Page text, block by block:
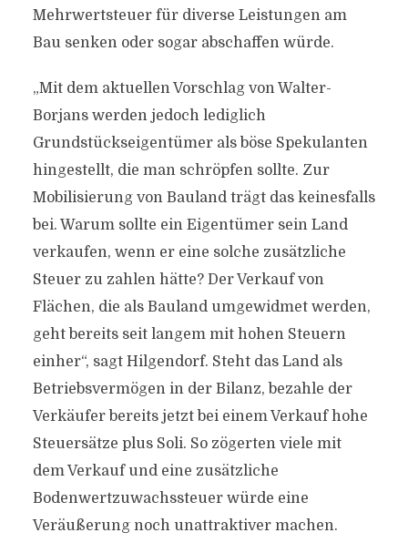
Mehrwertsteuer für diverse Leistungen am
Bau senken oder sogar abschaffen würde.
„Mit dem aktuellen Vorschlag von Walter-
Borjans werden jedoch lediglich
Grundstückseigentümer als böse Spekulanten
hingestellt, die man schröpfen sollte. Zur
Mobilisierung von Bauland trägt das keinesfalls
bei. Warum sollte ein Eigentümer sein Land
verkaufen, wenn er eine solche zusätzliche
Steuer zu zahlen hätte? Der Verkauf von
Flächen, die als Bauland umgewidmet werden,
geht bereits seit langem mit hohen Steuern
einher“, sagt Hilgendorf. Steht das Land als
Betriebsvermögen in der Bilanz, bezahle der
Verkäufer bereits jetzt bei einem Verkauf hohe
Steuersätze plus Soli. So zögerten viele mit
dem Verkauf und eine zusätzliche
Bodenwertzuwachssteuer würde eine
Veräußerung noch unattraktiver machen.